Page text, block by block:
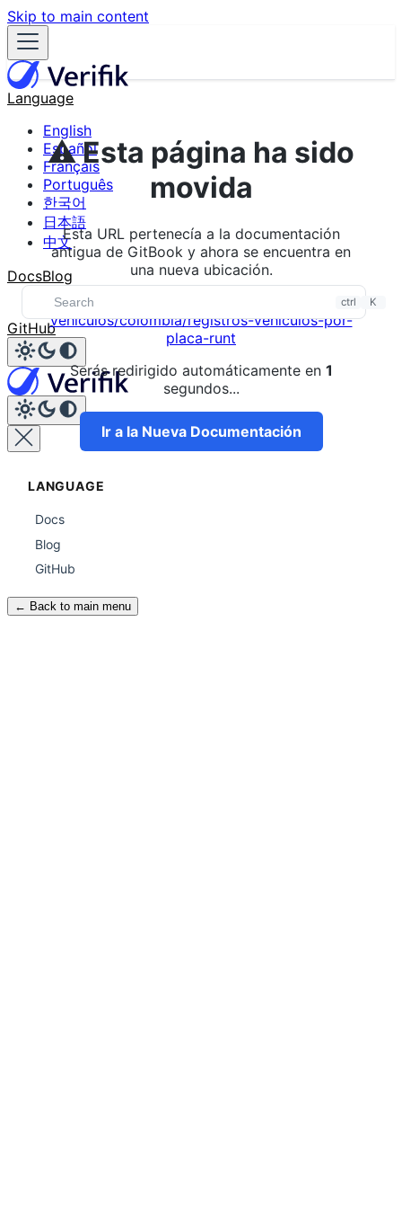
Skip to main content
Language
English
Español
Français
Português
한국어
日本語
中文
DocsBlog
ctrl K
GitHub
LANGUAGE
Docs
Blog
GitHub
← Back to main menu
⚠️ Esta página ha sido
movida
Esta URL pertenecía a la documentación
antigua de GitBook y ahora se encuentra en
una nueva ubicación.
Nueva URL:
vehiculos/colombia/registros-vehiculos-por-
placa-runt
Serás redirigido automáticamente en 1
segundos...
Ir a la Nueva Documentación